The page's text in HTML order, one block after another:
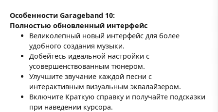
Особенности Garageband 10:
Полностью обновленный интерфейс
Великолепный новый интерфейс для более
удобного создания музыки.
Добейтесь идеальной настройки с
усовершенствованным тюнером.
Улучшите звучание каждой песни с
интерактивным визуальным эквалайзером.
Включите Краткую справку и получайте подсказки
при наведении курсора.